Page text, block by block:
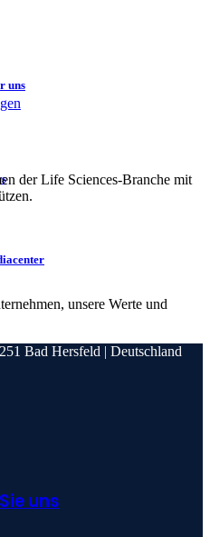
uns
uns
der Life Sciences-Branche mit
unsere Werte und
Bad Hersfeld | Deutschland